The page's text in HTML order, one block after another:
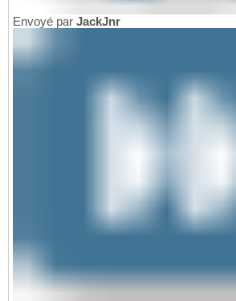
Envoyé par JackJnr